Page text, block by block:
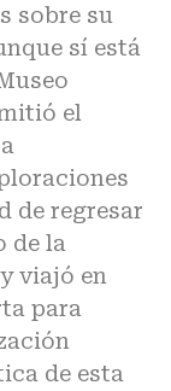
sobre su
sí está
el
de regresar
de la
viajó en
para
de esta